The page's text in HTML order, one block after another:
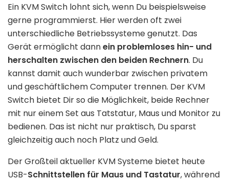
Ein KVM Switch lohnt sich, wenn Du beispielsweise
gerne programmierst. Hier werden oft zwei
unterschiedliche Betriebssysteme genutzt. Das
Gerät ermöglicht dannein problemloses hin- und
herschalten zwischen den beiden Rechnern. Du
kannst damit auch wunderbar zwischen privatem
und geschäftlichem Computer trennen. Der KVM
Switch bietet Dir so die Möglichkeit, beide Rechner
mit nur einem Set aus Tatstatur, Maus und Monitor zu
bedienen. Das ist nicht nur praktisch, Du sparst
gleichzeitig auch noch Platz und Geld.
Der Großteil aktueller KVM Systeme bietet heute
USB-Schnittstellen für Maus und Tastatur, während